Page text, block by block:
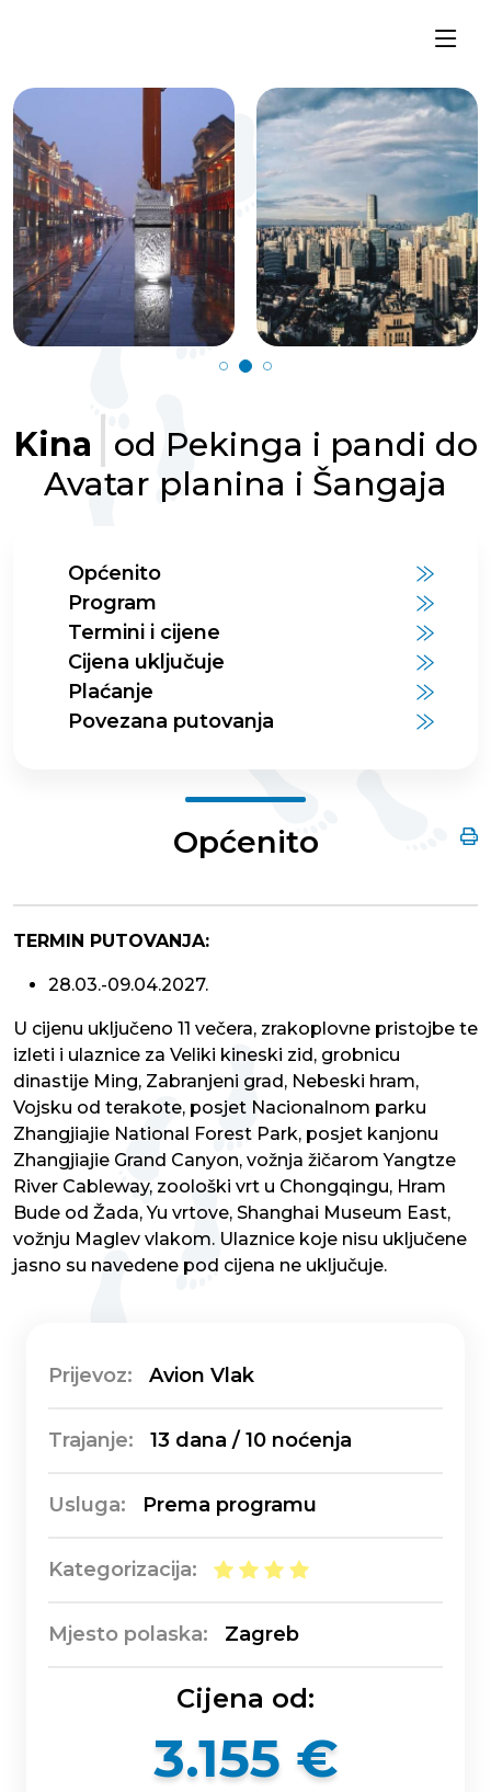
Kina
od Pekinga i pandi do
Avatar planina i Šangaja
Općenito
Program
Termini i cijene
Cijena uključuje
Plaćanje
Povezana putovanja
Općenito
TERMIN PUTOVANJA:
28.03.-09.04.2027.
U cijenu uključeno 11 večera, zrakoplovne pristojbe te
izleti i ulaznice za Veliki kineski zid, grobnicu
dinastije Ming, Zabranjeni grad, Nebeski hram,
Vojsku od terakote, posjet Nacionalnom parku
Zhangjiajie National Forest Park, posjet kanjonu
Zhangjiajie Grand Canyon, vožnja žičarom Yangtze
River Cableway, zoološki vrt u Chongqingu, Hram
Bude od Žada, Yu vrtove, Shanghai Museum East,
vožnju Maglev vlakom. Ulaznice koje nisu uključene
jasno su navedene pod cijena ne uključuje.
Prijevoz: Avion Vlak
Trajanje: 13 dana / 10 noćenja
Usluga: Prema programu
Kategorizacija:
Mjesto polaska: Zagreb
Cijena od:
3.155 €